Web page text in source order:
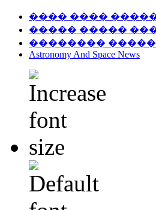
���� ����
����� �����
��������
Astronomy And Space News